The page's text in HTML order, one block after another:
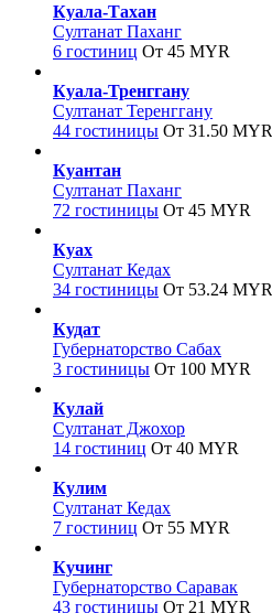
Куала-Тахан
Султанат Паханг
6 гостиниц От 45 MYR
Куала-Тренггану
Султанат Теренггану
44 гостиницы От 31.50 MYR
Куантан
Султанат Паханг
72 гостиницы От 45 MYR
Куах
Султанат Кедах
34 гостиницы От 53.24 MYR
Кудат
Губернаторство Сабах
3 гостиницы От 100 MYR
Кулай
Султанат Джохор
14 гостиниц От 40 MYR
Кулим
Султанат Кедах
7 гостиниц От 55 MYR
Кучинг
Губернаторство Саравак
43 гостиницы От 21 MYR